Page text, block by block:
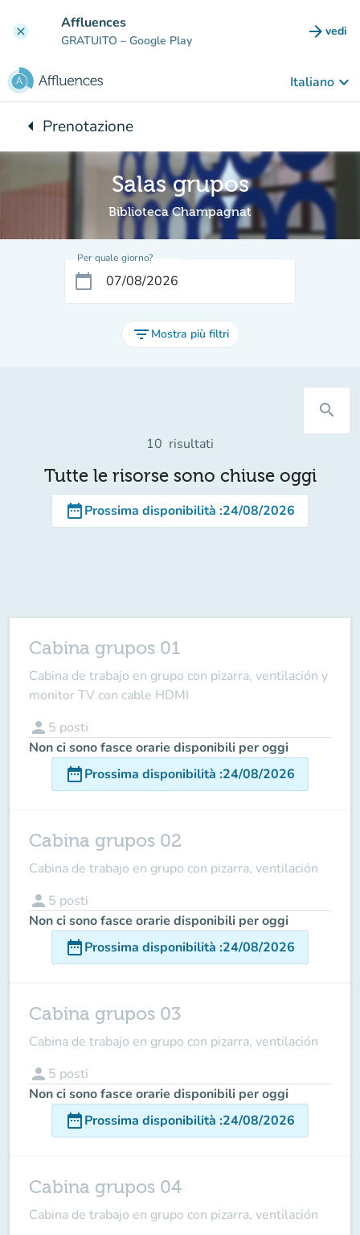
clear Affluences
GRATUITO – Google Play arrow_forward vedi
Italiano keyboard_arrow_down
arrow_leftTorna a:
Prenotazione
Salas grupos
Biblioteca Champagnat
Per quale giorno?
calendar_today
filter_list Mostra più filtri
search
10 risultati
Tutte le risorse sono chiuse oggi
date_rangeProssima disponibilità :24/08/2026
Cabina grupos 01
Cabina de trabajo en grupo con pizarra, ventilación y
monitor TV con cable HDMI
person 5 posti
Non ci sono fasce orarie disponibili per oggi
date_rangeProssima disponibilità :24/08/2026
Cabina grupos 02
Cabina de trabajo en grupo con pizarra, ventilación
person 5 posti
Non ci sono fasce orarie disponibili per oggi
date_rangeProssima disponibilità :24/08/2026
Cabina grupos 03
Cabina de trabajo en grupo con pizarra, ventilación
person 5 posti
Non ci sono fasce orarie disponibili per oggi
date_rangeProssima disponibilità :24/08/2026
Cabina grupos 04
Cabina de trabajo en grupo con pizarra, ventilación